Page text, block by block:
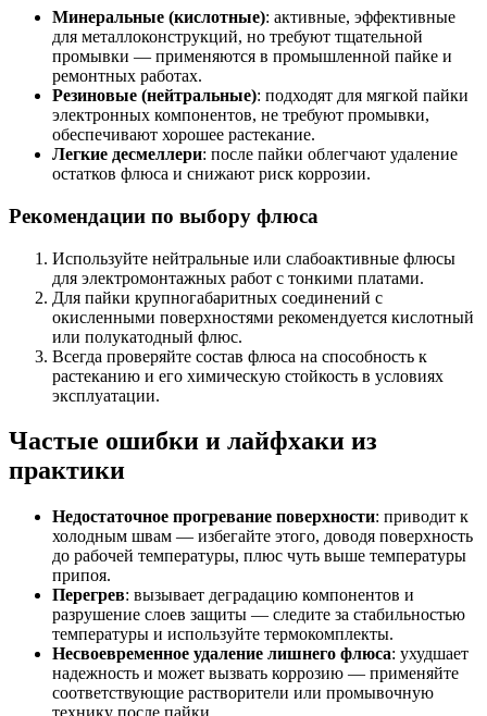
Минеральные (кислотные): активные, эффективные
для металлоконструкций, но требуют тщательной
промывки — применяются в промышленной пайке и
ремонтных работах.
Резиновые (нейтральные): подходят для мягкой пайки
электронных компонентов, не требуют промывки,
обеспечивают хорошее растекание.
Легкие десмеллери: после пайки облегчают удаление
остатков флюса и снижают риск коррозии.
Рекомендации по выбору флюса
Используйте нейтральные или слабоактивные флюсы
для электромонтажных работ с тонкими платами.
Для пайки крупногабаритных соединений с
окисленными поверхностями рекомендуется кислотный
или полукатодный флюс.
Всегда проверяйте состав флюса на способность к
растеканию и его химическую стойкость в условиях
эксплуатации.
Частые ошибки и лайфхаки из
практики
Недостаточное прогревание поверхности: приводит к
холодным швам — избегайте этого, доводя поверхность
до рабочей температуры, плюс чуть выше температуры
припоя.
Перегрев: вызывает деградацию компонентов и
разрушение слоев защиты — следите за стабильностью
температуры и используйте термокомплекты.
Несвоевременное удаление лишнего флюса: ухудшает
надежность и может вызвать коррозию — применяйте
соответствующие растворители или промывочную